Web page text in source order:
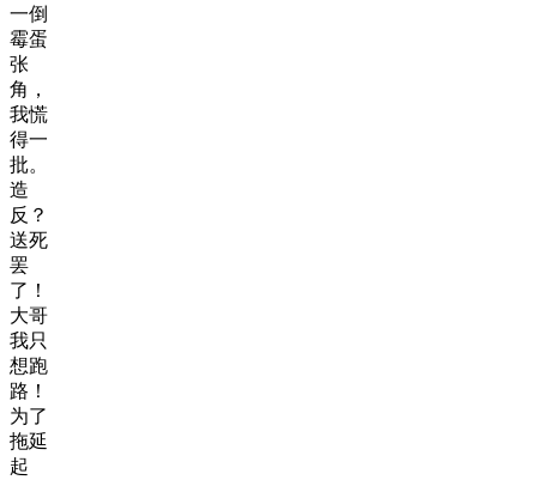
一倒
霉蛋
张
角，
我慌
得一
批。
造
反？
送死
罢
了！
大哥
我只
想跑
路！
为了
拖延
起